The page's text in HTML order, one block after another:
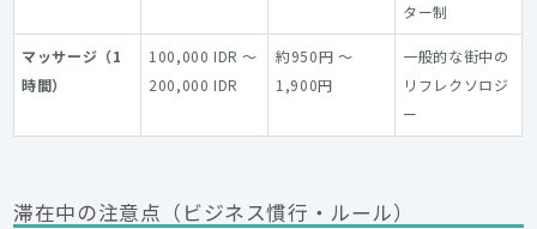
ター制
マッサージ（1
時間）
100,000 IDR ～
200,000 IDR
約950円 ～
1,900円
一般的な街中の
リフレクソロジ
ー
滞在中の注意点（ビジネス慣行・ルール）